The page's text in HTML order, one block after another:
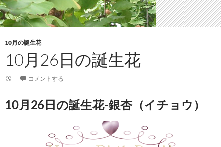
10月の誕生花
10月26日の誕生花
コメントする
10月26日の誕生花-銀杏（イチョウ）